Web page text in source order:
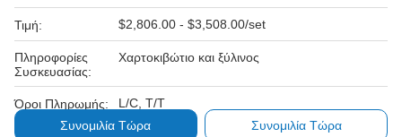
Τιμή: $2,806.00 - $3,508.00/set
Πληροφορίες
Συσκευασίας:
Χαρτοκιβώτιο και ξύλινος
Όροι Πληρωμής:
L/C, T/T
Συνομιλία Τώρα
Συνομιλία Τώρα